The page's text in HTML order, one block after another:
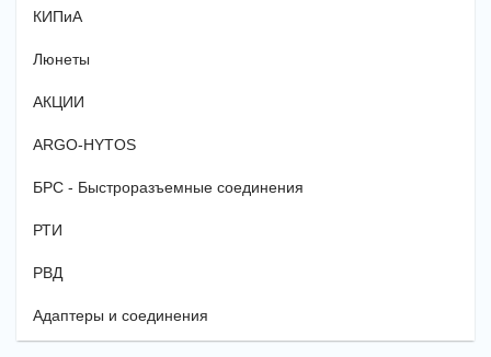
КИПиА
Люнеты
АКЦИИ
ARGO-HYTOS
БРС - Быстроразъемные соединения
РТИ
РВД
Адаптеры и соединения